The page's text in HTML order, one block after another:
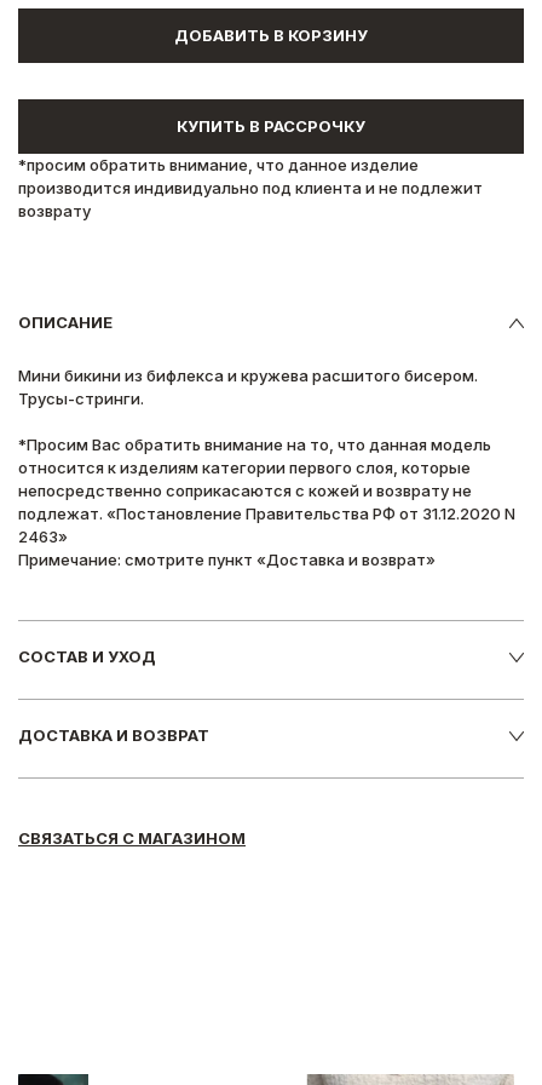
ДОБАВИТЬ В КОРЗИНУ
КУПИТЬ В РАССРОЧКУ
*просим обратить внимание, что данное изделие
производится индивидуально под клиента и не подлежит
возврату
ОПИСАНИЕ
Мини бикини из бифлекса и кружева расшитого бисером.
Трусы-стринги.
*Просим Вас обратить внимание на то, что данная модель
относится к изделиям категории первого слоя, которые
непосредственно соприкасаются с кожей и возврату не
подлежат. «Постановление Правительства РФ от 31.12.2020 N
2463»
Примечание: смотрите пункт «Доставка и возврат»
СОСТАВ И УХОД
ДОСТАВКА И ВОЗВРАТ
СВЯЗАТЬСЯ С МАГАЗИНОМ